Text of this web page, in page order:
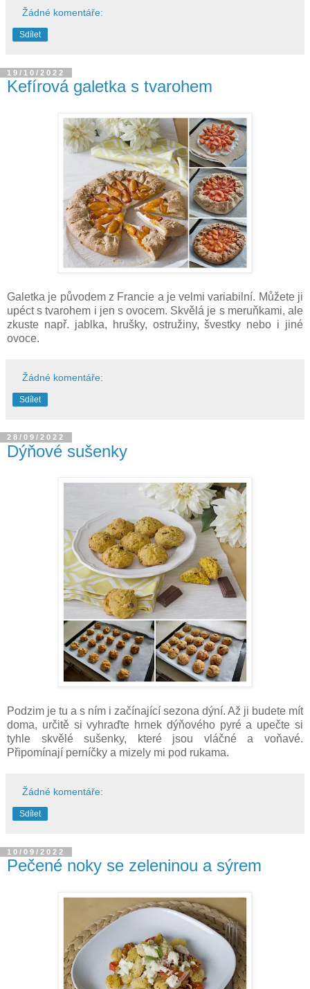
Žádné komentáře:
Sdílet
19/10/2022
Kefírová galetka s tvarohem
Galetka je původem z Francie a je velmi variabilní. Můžete ji
upéct s tvarohem i jen s ovocem. Skvělá je s meruňkami, ale
zkuste např. jablka, hrušky, ostružiny, švestky nebo i jiné
ovoce.
Žádné komentáře:
Sdílet
28/09/2022
Dýňové sušenky
Podzim je tu a s ním i začínající sezona dýní. Až ji budete mít
doma, určitě si vyhraďte hrnek dýňového pyré a upečte si
tyhle skvělé sušenky, které jsou vláčné a voňavé.
Připomínají perníčky a mizely mi pod rukama.
Žádné komentáře:
Sdílet
10/09/2022
Pečené noky se zeleninou a sýrem